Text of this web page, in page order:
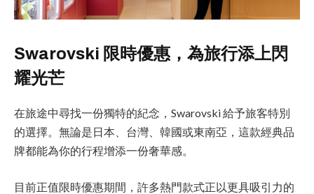
Swarovski 限時優惠，為旅行添上閃
耀光芒
在旅途中尋找一份獨特的紀念，Swarovski 給予旅客特別
的選擇。無論是日本、台灣、韓國或東南亞，這款經典品
牌都能為你的行程增添一份奢華感。
目前正值限時優惠期間，許多熱門款式正以更具吸引力的